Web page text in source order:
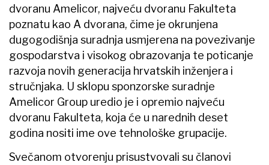
dvoranu Amelicor, najveću dvoranu Fakulteta
poznatu kao A dvorana, čime je okrunjena
dugogodišnja suradnja usmjerena na povezivanje
gospodarstva i visokog obrazovanja te poticanje
razvoja novih generacija hrvatskih inženjera i
stručnjaka. U sklopu sponzorske suradnje
Amelicor Group uredio je i opremio najveću
dvoranu Fakulteta, koja će u narednih deset
godina nositi ime ove tehnološke grupacije.
Svečanom otvorenju prisustvovali su članovi